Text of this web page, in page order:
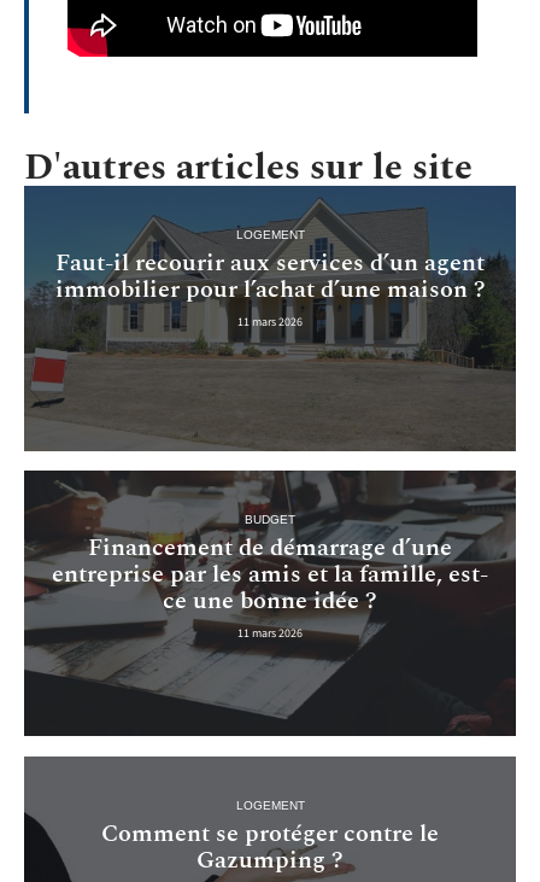
D'autres articles sur le site
LOGEMENT
Faut-il recourir aux services d’un agent
immobilier pour l’achat d’une maison ?
11 mars 2026
BUDGET
Financement de démarrage d’une
entreprise par les amis et la famille, est-
ce une bonne idée ?
11 mars 2026
LOGEMENT
Comment se protéger contre le
Gazumping ?